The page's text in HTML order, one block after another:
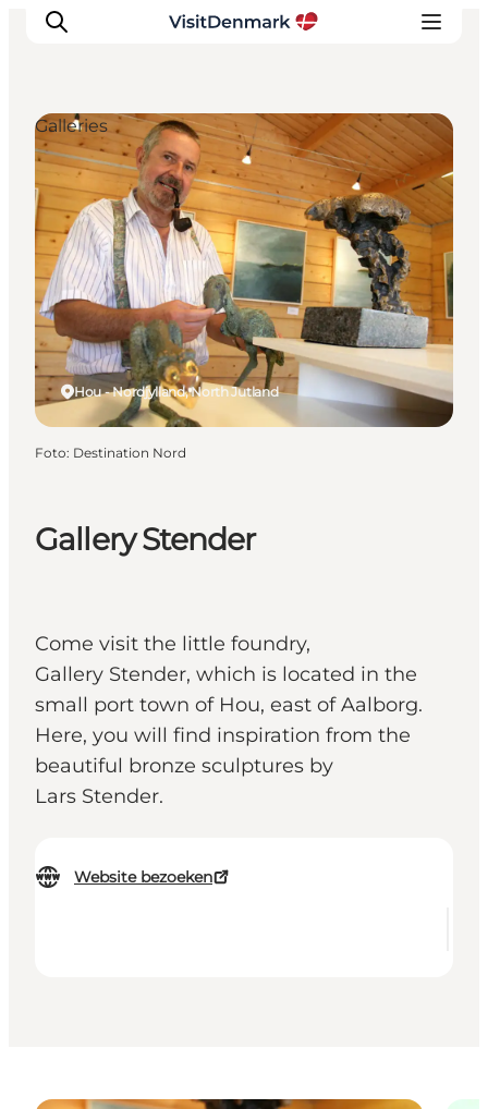
Inspiratie
Bestemmingen
Wat te doen
Accommodaties
Plan je reis
Gallery Stender
Come visit the little foundry,
Gallery Stender, which is located in the
small port town of Hou, east of Aalborg.
Here, you will find inspiration from the
beautiful bronze sculptures by
Lars Stender.
Website bezoeken
Hou - Nordjylland, North Jutland
Galleries
Foto: Destination Nord